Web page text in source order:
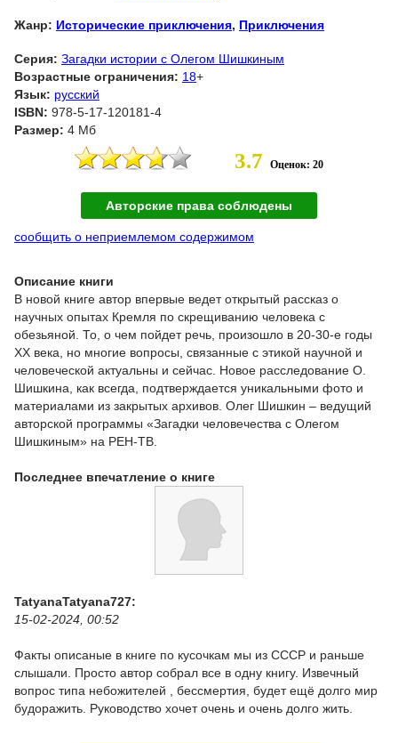
Жанр: Исторические приключения, Приключения
Серия: Загадки истории с Олегом Шишкиным
Возрастные ограничения: 18+
Язык: русский
ISBN: 978-5-17-120181-4
Размер: 4 Мб
3.7 Оценок: 20
Авторские права соблюдены
сообщить о неприемлемом содержимом
Описание книги
В новой книге автор впервые ведет открытый рассказ о
научных опытах Кремля по скрещиванию человека с
обезьяной. То, о чем пойдет речь, произошло в 20-30-е годы
XX века, но многие вопросы, связанные с этикой научной и
человеческой актуальны и сейчас. Новое расследование О.
Шишкина, как всегда, подтверждается уникальными фото и
материалами из закрытых архивов. Олег Шишкин – ведущий
авторской программы «Загадки человечества с Олегом
Шишкиным» на РЕН-ТВ.
Последнее впечатление о книге
TatyanaTatyana727:
15-02-2024, 00:52
Факты описаные в книге по кусочкам мы из СССР и раньше
слышали. Просто автор собрал все в одну книгу. Извечный
вопрос типа небожителей , бессмертия, будет ещё долго мир
будоражить. Руководство хочет очень и очень долго жить.